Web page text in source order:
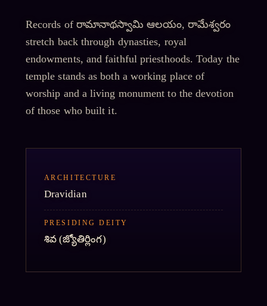
Records of రామానాథస్వామి ఆలయం, రామేశ్వరం
stretch back through dynasties, royal
endowments, and faithful priesthoods. Today the
temple stands as both a working place of
worship and a living monument to the devotion
of those who built it.
ARCHITECTURE
Dravidian
PRESIDING DEITY
శివ (జ్యోతిర్లింగ)